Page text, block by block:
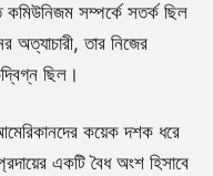
কমিউনিজম সম্পর্কে সতর্ক ছিল
অত্যাচারী, তার নিজের
ছিল।
কয়েক দশক ধরে
একটি বৈধ অংশ হিসাবে